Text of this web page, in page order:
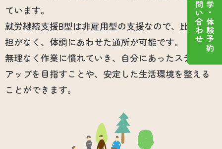
見学・体験予約
お問い合わせ
ています。
就労継続支援B型は非雇用型の支援なので、比較的負
担がなく、体調にあわせた通所が可能です。
無理なく作業に慣れていき、自分にあったステップ
アップを目指すことや、 安定した生活環境を整える
ことができます。